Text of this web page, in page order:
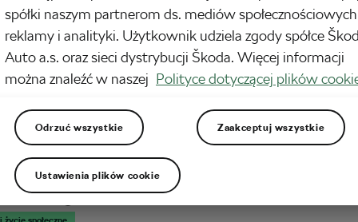
i Trening
jazda na rowerze to magiczne doświadczenie. Wolność, świeże
i to cudowne poczucie wyższości, gdy mijamy korki w godzinach szczytu…
się, że nie da się czerpać z tych chwil jeszcze więcej radości. Nic bardziej
jazda: jak wyznaczać kolarskie cele dla
spółki naszym partnerom ds. mediów
reklamy i analityki. Użytkownik udziela zgody spółce
Auto a.s. oraz sieci dystrybucji Škoda. Więcej informacji
można znaleźć w naszej Polityce dotyczącej plików
Odrzuć wszystkie Zaakceptuj wszystkie
Ustawienia plików cookie